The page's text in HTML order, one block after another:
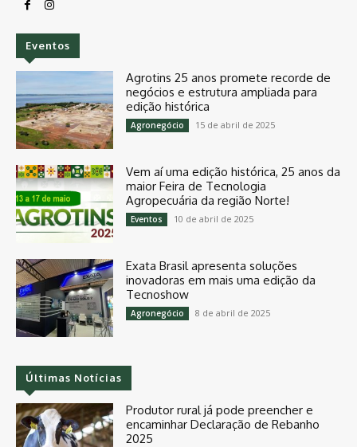
Eventos
Agrotins 25 anos promete recorde de
negócios e estrutura ampliada para
edição histórica
Agronegócio 15 de abril de 2025
Vem aí uma edição histórica, 25 anos da
maior Feira de Tecnologia
Agropecuária da região Norte!
Eventos 10 de abril de 2025
Exata Brasil apresenta soluções
inovadoras em mais uma edição da
Tecnoshow
Agronegócio 8 de abril de 2025
Últimas Notícias
Produtor rural já pode preencher e
encaminhar Declaração de Rebanho
2025